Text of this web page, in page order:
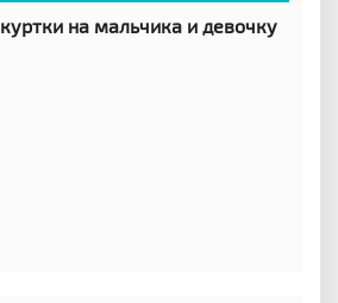
на мальчика и девочку